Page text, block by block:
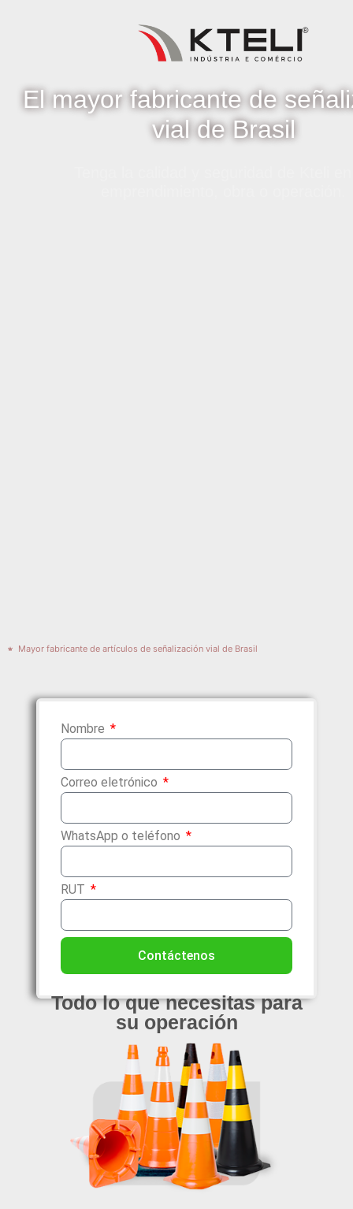
El mayor fabricante de
vial de Brasil
Mayor fabricante de artículos de señalización vial de Brasil
Nombre
Correo eletrónico
WhatsApp o teléfono
RUT
Contáctenos
Todo lo que necesitas para
su operación